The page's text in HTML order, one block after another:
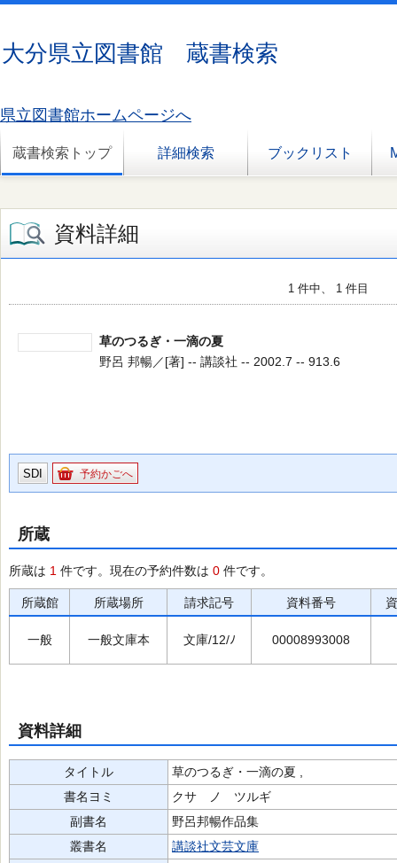
大分県立図書館 蔵書検索
県立図書館ホームページへ
蔵書検索トップ 詳細検索 ブックリスト
資料詳細
1 件中、 1 件目
草のつるぎ・一滴の夏
野呂 邦暢／[著] -- 講談社 -- 2002.7 -- 913.6
SDI 予約かごへ
所蔵
所蔵は 1 件です。現在の予約件数は 0 件です。
所蔵館 所蔵場所 請求記号 資料番号
一般 一般文庫本 文庫/12/ﾉ 00008993008
資料詳細
タイトル
草のつるぎ・一滴の夏 ,
書名ヨミ
クサ ノ ツルギ
副書名
野呂邦暢作品集
叢書名
講談社文芸文庫